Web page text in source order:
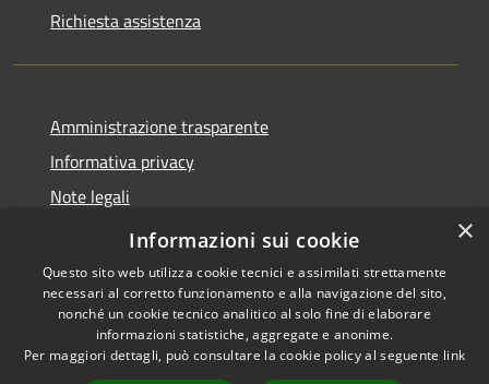
Richiesta assistenza
Amministrazione trasparente
Informativa privacy
Note legali
Dichiarazione di accessibilità
Accessibilità
Copyright © 2026 • Comune di
Cassano d'Adda • Powered by
×
Informazioni sui cookie
Questo sito web utilizza cookie tecnici e assimilati strettamente
necessari al corretto funzionamento e alla navigazione del sito,
nonché un cookie tecnico analitico al solo fine di elaborare
informazioni statistiche, aggregate e anonime.
Per maggiori dettagli, può consultare la cookie policy al seguente link